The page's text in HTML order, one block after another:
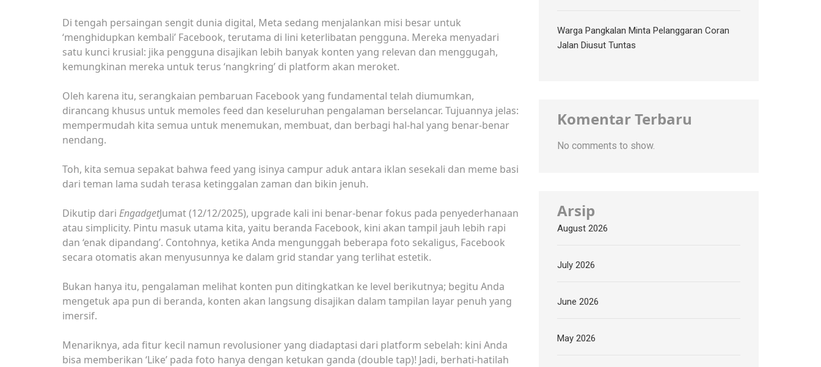
Di tengah persaingan sengit dunia digital, Meta sedang menjalankan misi besar untuk
‘menghidupkan kembali’ Facebook, terutama di lini keterlibatan pengguna. Mereka menyadari
satu kunci krusial: jika pengguna disajikan lebih banyak konten yang relevan dan menggugah,
kemungkinan mereka untuk terus ‘nangkring’ di platform akan meroket.
Oleh karena itu, serangkaian pembaruan Facebook yang fundamental telah diumumkan,
dirancang khusus untuk memoles feed dan keseluruhan pengalaman berselancar. Tujuannya jelas:
mempermudah kita semua untuk menemukan, membuat, dan berbagi hal-hal yang benar-benar
nendang.
Toh, kita semua sepakat bahwa feed yang isinya campur aduk antara iklan sesekali dan meme basi
dari teman lama sudah terasa ketinggalan zaman dan bikin jenuh.
Dikutip dari EngadgetJumat (12/12/2025), upgrade kali ini benar-benar fokus pada penyederhanaan
atau simplicity. Pintu masuk utama kita, yaitu beranda Facebook, kini akan tampil jauh lebih rapi
dan ‘enak dipandang’. Contohnya, ketika Anda mengunggah beberapa foto sekaligus, Facebook
secara otomatis akan menyusunnya ke dalam grid standar yang terlihat estetik.
Bukan hanya itu, pengalaman melihat konten pun ditingkatkan ke level berikutnya; begitu Anda
mengetuk apa pun di beranda, konten akan langsung disajikan dalam tampilan layar penuh yang
imersif.
Menariknya, ada fitur kecil namun revolusioner yang diadaptasi dari platform sebelah: kini Anda
bisa memberikan ‘Like’ pada foto hanya dengan ketukan ganda (double tap)! Jadi, berhati-hatilah
Warga Pangkalan Minta Pelanggaran Coran
Jalan Diusut Tuntas
Komentar Terbaru
No comments to show.
Arsip
August 2026
July 2026
June 2026
May 2026